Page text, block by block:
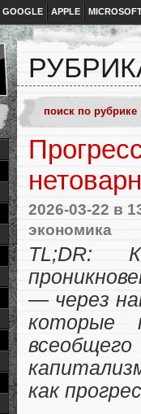
GOOGLE APPLE
2026-03-22 в
экономика
TL;DR:
— через
которые
как